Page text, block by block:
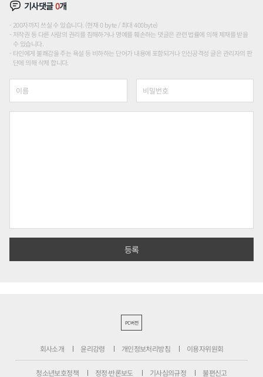
기사댓글0개
200자까지 쓰실 수 있습니다. (현재 0 byte / 최대 400byte)
저작권 등 다른 사람의 권리를 침해하거나 명예를 훼손하는 댓글은 관련 법률에 의해 제재를 받을
수 있습니다.
타인에게 불쾌감을 주는 욕설 등 비하하는 단어가 내용에 포함되거나 인신공격성 글은 관리자의 판
단에 의해 삭제 합니다.
PC버전
회사소개 윤리강령 개인정보처리방침 이용자위원회
청소년보호정책 정정·반론보도 기사심의규정 불편신고